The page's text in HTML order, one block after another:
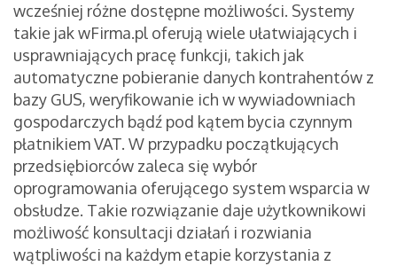
wcześniej różne dostępne możliwości. Systemy
takie jak wFirma.pl oferują wiele ułatwiających i
usprawniających pracę funkcji, takich jak
automatyczne pobieranie danych kontrahentów z
bazy GUS, weryfikowanie ich w wywiadowniach
gospodarczych bądź pod kątem bycia czynnym
płatnikiem VAT. W przypadku początkujących
przedsiębiorców zaleca się wybór
oprogramowania oferującego system wsparcia w
obsłudze. Takie rozwiązanie daje użytkownikowi
możliwość konsultacji działań i rozwiania
wątpliwości na każdym etapie korzystania z